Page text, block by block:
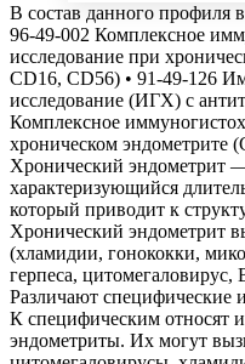
В состав данного профиля
96-49-002 Комплексное
исследование при
CD16, CD56) • 91-49-126
исследование (ИГХ) с
Комплексное
хроническом эндометрите
Хронический эндометрит
характеризующийся
который приводит к
Хронический эндометрит
(хламидии, гонококки,
герпеса,
Различают специфические
К специфическим относят
эндометриты. Их могут